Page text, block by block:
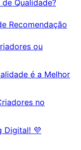
Qualidade?
Recomendação
ou
é a Melhor
no
Digital! 💜